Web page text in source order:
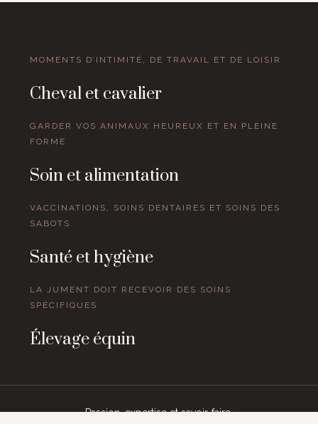
MOMENTS D’INTIMITÉ, DE TRAVAIL ET DE LOISIR
Cheval et cavalier
GARDER VOS ANIMAUX HEUREUX ET EN PLEINE
FORME
Soin et alimentation
VACCINATIONS, SOINS DENTAIRES ET SOINS DES
SABOTS
Santé et hygiène
LA JUMENT DOIT RECEVOIR DES SOINS
SPÉCIFIQUES
Élevage équin
Passion, expertise et savoir-faire.